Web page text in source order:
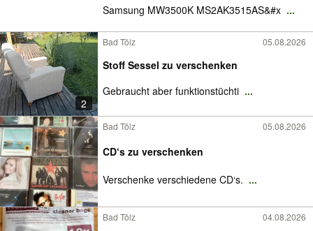
Samsung MW3500K MS2AK3515AS&#x ...
2
Bad Tölz 05.08.2026
Stoff Sessel zu verschenken
Gebraucht aber funktionstüchti ...
Bad Tölz 05.08.2026
CD‘s zu verschenken
Verschenke verschiedene CD‘s. ...
Bad Tölz 04.08.2026